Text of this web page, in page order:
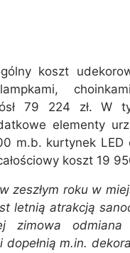
koszt
79 224 zł. W
elementy
m.b. kurtynek LED
koszt 19
zeszłym roku w
letnią atrakcją
zimowa
dopełnią m.in.